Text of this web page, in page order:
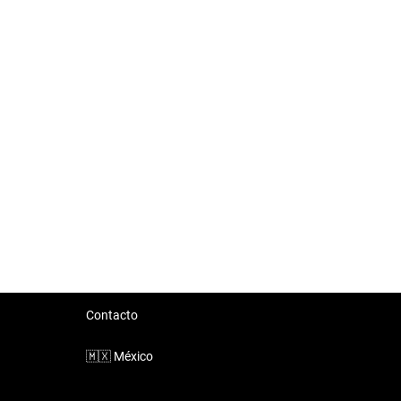
Contacto
🇲🇽 México